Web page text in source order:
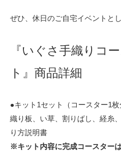
ぜひ、休日のご自宅イベントと
『いぐさ手織りコ
ト』商品詳細
●キット1セット（コースター1枚
織り板、い草、割りばし、経糸
り方説明書
※キット内容に完成コースター